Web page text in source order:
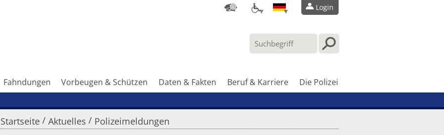
Login
Fahndungen Vorbeugen & Schützen Daten & Fakten Beruf & Karriere Die Polizei
Startseite / Aktuelles / Polizeimeldungen